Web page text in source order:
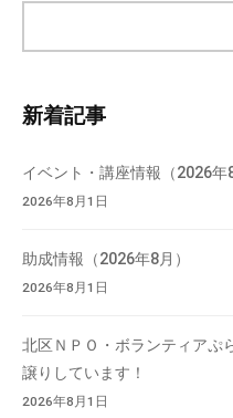
検
新着記事
イベント・講座情報（2026年8
2026年8月1日
助成情報（2026年8月）
2026年8月1日
北区ＮＰＯ・ボランティアぷ
譲りしています！
2026年8月1日